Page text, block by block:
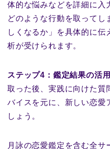
体的な悩みなどを詳細に入
どのような行動を取ってし
しくなるか」を具体的に伝
析が受けられます。
ステップ4：鑑定結果の活用
取った後、実践に向けた質
バイスを元に、新しい恋愛
しょう。
月詠の恋愛鑑定を含む全サ